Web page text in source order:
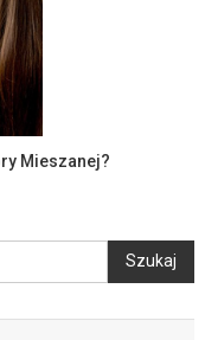
Mieszanej?
Szukaj